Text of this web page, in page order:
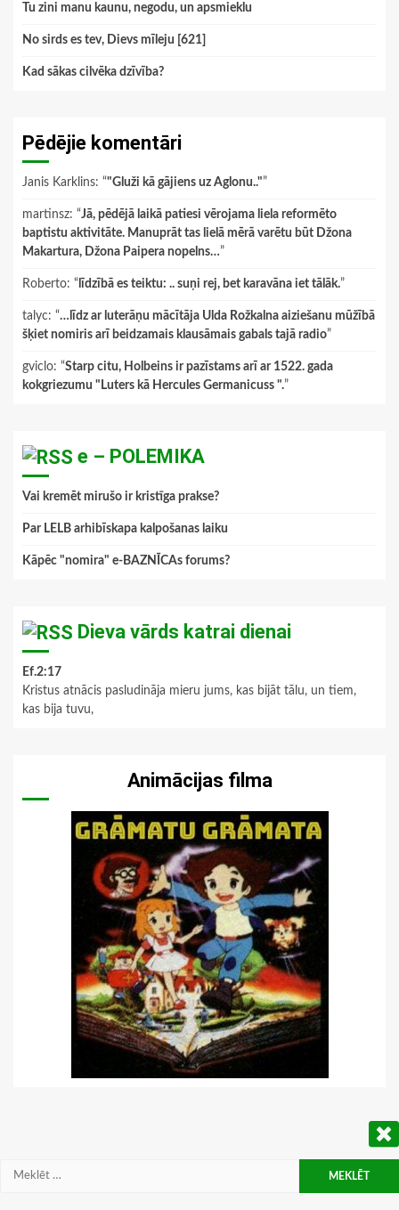
Tu zini manu kaunu, negodu, un apsmieklu
No sirds es tev, Dievs mīleju [621]
Kad sākas cilvēka dzīvība?
Pēdējie komentāri
Janis Karklins: “"Gluži kā gājiens uz Aglonu.."”
martinsz: “Jā, pēdējā laikā patiesi vērojama liela reformēto
baptistu aktivitāte. Manuprāt tas lielā mērā varētu būt Džona
Makartura, Džona Paipera nopelns…”
Roberto: “ līdzībā es teiktu: .. suņi rej, bet karavāna iet tālāk.”
talyc: “…līdz ar luterāņu mācītāja Ulda Rožkalna aiziešanu mūžībā
šķiet nomiris arī beidzamais klausāmais gabals tajā radio”
gviclo: “Starp citu, Holbeins ir pazīstams arī ar 1522. gada
kokgriezumu "Luters kā Hercules Germanicuss ".”
e – POLEMIKA
Vai kremēt mirušo ir kristīga prakse?
Par LELB arhibīskapa kalpošanas laiku
Kāpēc "nomira" e-BAZNĪCAs forums?
Dieva vārds katrai dienai
Ef.2:17
Kristus atnācis pasludināja mieru jums, kas bijāt tālu, un tiem,
kas bija tuvu,
Animācijas filma
Meklēt: